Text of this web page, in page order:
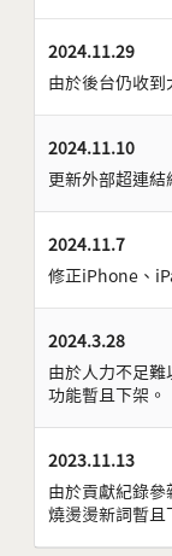
2024.11.29
由於後台仍收
2024.11.10
更新外部超連結
2024.11.7
修正iPhone、
2024.3.28
由於人力不足
功能暫且下架。
2023.11.13
由於貢獻紀錄參
燒燙燙新詞暫且